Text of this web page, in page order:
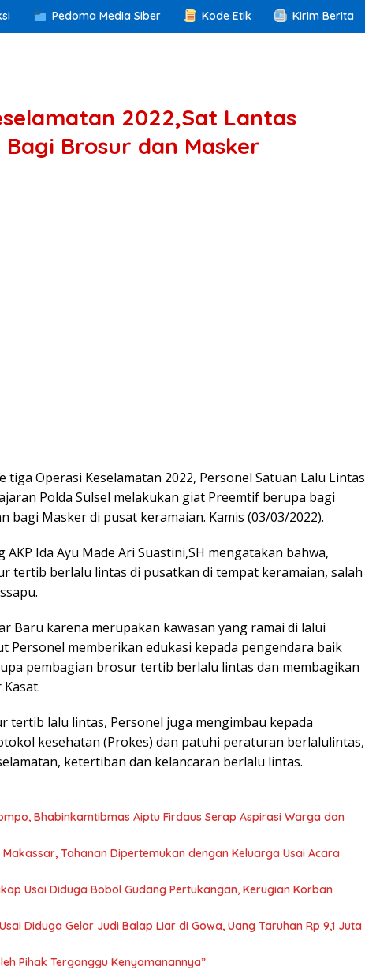
Pedoma Media Siber Kode Etik Kirim Berita
2022,Sat Lantas
Brosur dan Masker
tiga Operasi Keselamatan 2022, Personel Satuan Lalu Lintas
Polda Sulsel melakukan giat Preemtif berupa bagi
Masker di pusat keramaian. Kamis (03/03/2022).
Ida Ayu Made Ari Suastini,SH mengatakan bahwa,
tertib berlalu lintas di pusatkan di tempat keramaian, salah
Baru karena merupakan kawasan yang ramai di lalui
Personel memberikan edukasi kepada pengendara baik
pembagian brosur tertib berlalu lintas dan membagikan
tertib lalu lintas, Personel juga mengimbau kepada
kesehatan (Prokes) dan patuhi peraturan berlalulintas,
ketertiban dan kelancaran berlalu lintas.
Bhabinkamtibmas Aiptu Firdaus Serap Aspirasi Warga dan
Tahanan Dipertemukan dengan Keluarga Usai Acara
Usai Diduga Bobol Gudang Pertukangan, Kerugian Korban
Diduga Gelar Judi Balap Liar di Gowa, Uang Taruhan Rp 9,1 Juta
Pihak Terganggu Kenyamanannya”